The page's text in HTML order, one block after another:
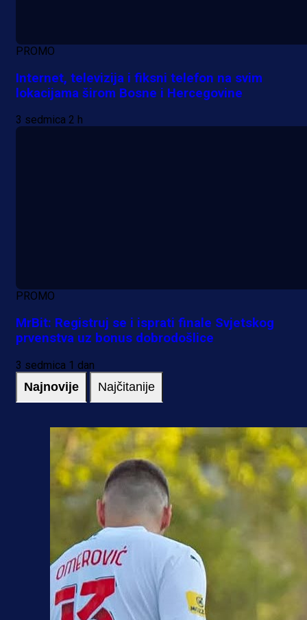
PROMO
Internet, televizija i fiksni telefon na svim
lokacijama širom Bosne i Hercegovine
3 sedmica 2 h
PROMO
MrBit: Registruj se i isprati finale Svjetskog
prvenstva uz bonus dobrodošlice
3 sedmica 1 dan
Najnovije Najčitanije